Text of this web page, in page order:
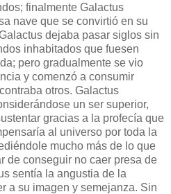
finalmente Galactus
nave que se convirtió en su
dejaba pasar siglos sin
inhabitados que fuesen
pero gradualmente se vio
y comenzó a consumir
otros. Galactus
un ser superior,
gracias a la profecía que
al universo por toda la
mucho más de lo que
de conseguir no caer presa de
sentía la angustia de la
a su imagen y semejanza. Sin